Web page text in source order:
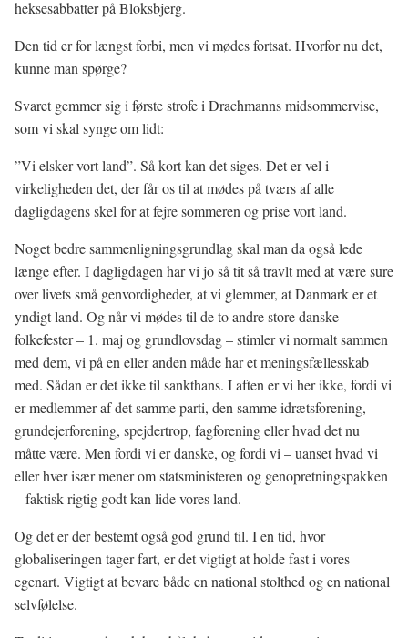
heksesabbatter på Bloksbjerg.
Den tid er for længst forbi, men vi mødes fortsat. Hvorfor nu det,
kunne man spørge?
Svaret gemmer sig i første strofe i Drachmanns midsommervise,
som vi skal synge om lidt:
”Vi elsker vort land”. Så kort kan det siges. Det er vel i
virkeligheden det, der får os til at mødes på tværs af alle
dagligdagens skel for at fejre sommeren og prise vort land.
Noget bedre sammenligningsgrundlag skal man da også lede
længe efter. I dagligdagen har vi jo så tit så travlt med at være sure
over livets små genvordigheder, at vi glemmer, at Danmark er et
yndigt land. Og når vi mødes til de to andre store danske
folkefester – 1. maj og grundlovsdag – stimler vi normalt sammen
med dem, vi på en eller anden måde har et meningsfællesskab
med. Sådan er det ikke til sankthans. I aften er vi her ikke, fordi vi
er medlemmer af det samme parti, den samme idrætsforening,
grundejerforening, spejdertrop, fagforening eller hvad det nu
måtte være. Men fordi vi er danske, og fordi vi – uanset hvad vi
eller hver især mener om statsministeren og genopretningspakken
– faktisk rigtig godt kan lide vores land.
Og det er der bestemt også god grund til. I en tid, hvor
globaliseringen tager fart, er det vigtigt at holde fast i vores
egenart. Vigtigt at bevare både en national stolthed og en national
selvfølelse.